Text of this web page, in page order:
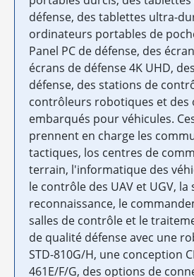
défense, des tablettes ultra-
ordinateurs portables de
Panel PC de défense, des
écrans de défense 4K UHD,
défense, des stations de
contrôleurs robotiques et des
embarqués pour véhicules.
prennent en charge les
tactiques, los centres de
terrain, l'informatique des
le contrôle des UAV et UGV, la
reconnaissance, le
salles de contrôle et le
de qualité défense avec une
STD-810G/H, une conception
461E/F/G, des options de